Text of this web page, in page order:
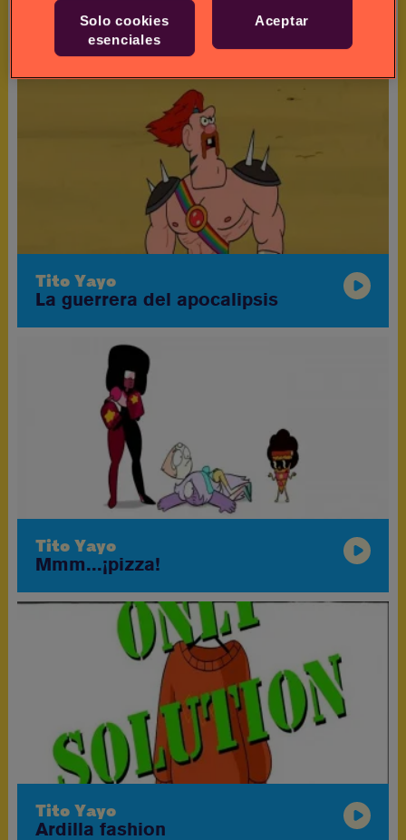
Mostrar todo
Cosas divertidas
Tito Yayo
La guerrera del apocalipsis
Tito Yayo
Mmm...¡pizza!
Tito Yayo
Ardilla fashion
Solo cookies
esenciales
Aceptar